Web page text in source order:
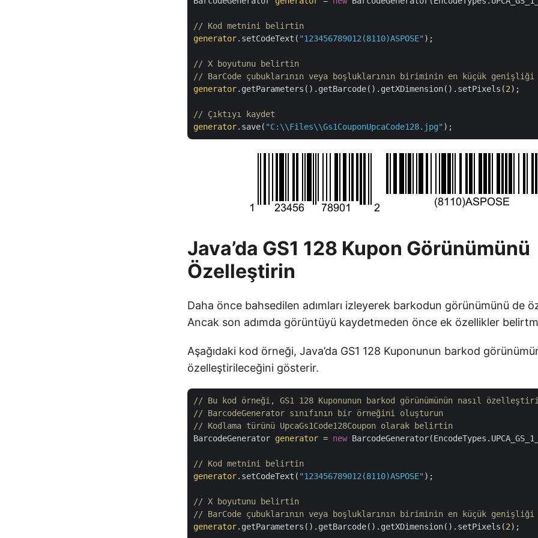
// Kod metnini belirtin
generator.setCodeText( "123456789012(8110)ASPOSE" );
// X boyutunu belirtin
// BarCode çubuklarının veya boşluklarının biriminin en küçük genişliği
generator.getParameters().getBarcode().getXDimension().setPixels(2);
// Çıktıyı kaydet
generator.save( "C:\\Files\\Gs1CouponUpcaCode128.jpg"
Java’da GS1 128 Kupon Görünümünü
Özelleştirin
Daha önce bahsedilen adımları izleyerek barkodun görünümünü de
Ancak son adımda görüntüyü kaydetmeden önce ek özellikler
Aşağıdaki kod örneği, Java’da GS1 128 Kuponunun barkod
özelleştirileceğini gösterir.
// Bu kod örneği, GS1 128 Kuponunun barkod görünümünün nasıl
// BarcodeGenerator sınıfının bir örneğini oluşturun
// Kodlama türünü UpcaGs1Code128Coupon olarak belirtin
BarcodeGenerator generator = new
// Kod metnini belirtin
generator.setCodeText( "123456789012(8110)ASPOSE" );
// X boyutunu belirtin
// BarCode çubuklarının veya boşluklarının biriminin en küçük genişliği
generator.getParameters().getBarcode().getXDimension().setPixels(2);